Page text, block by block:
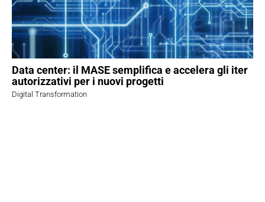
Data center: il MASE semplifica e accelera gli iter
autorizzativi per i nuovi progetti
Digital Transformation